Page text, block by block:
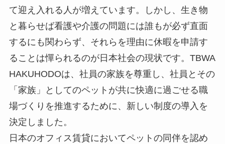
て迎え入れる人が増えています。しかし、生き物
と暮らせば看護や介護の問題には誰もが必ず直面
するにも関わらず、それらを理由に休暇を申請す
ることは憚られるのが日本社会の現状です。TBWA
HAKUHODOは、社員の家族を尊重し、社員とその
「家族」としてのペットが共に快適に過ごせる職
場づくりを推進するために、新しい制度の導入を
決定しました。
日本のオフィス賃貸においてペットの同伴を認め